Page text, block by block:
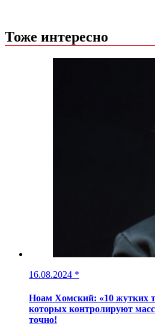
Тоже интересно
16.08.2024 *
Ноам Хомский: «10 жутких
которых контролируют
точно!